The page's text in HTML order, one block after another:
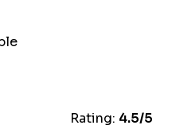
Rating: 4.5/5